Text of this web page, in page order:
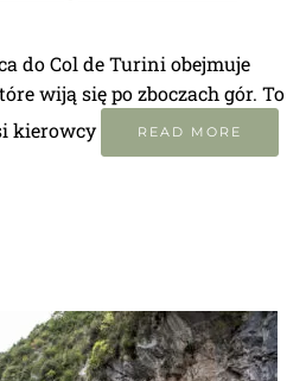
do Col de Turini obejmuje
wiją się po zboczach gór. To
kierowcy
READ MORE